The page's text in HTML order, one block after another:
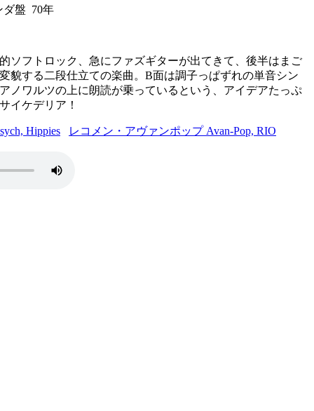
盤 70年
ソフトロック、急にファズギターが出てきて、後半はまご
貌する二段仕立ての楽曲。B面は調子っぱずれの単音シン
ノワルツの上に朗読が乗っているという、アイデアたっぷ
イケデリア！
Hippies レコメン・アヴァンポップ Avan-Pop, RIO